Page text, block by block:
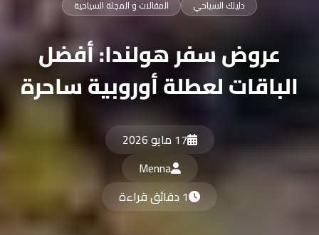
دليلك السياحي المقالات و المجلة السياحية
عروض سفر هولندا: أفضل
لعطلة أوروبية ساحرة
Menna